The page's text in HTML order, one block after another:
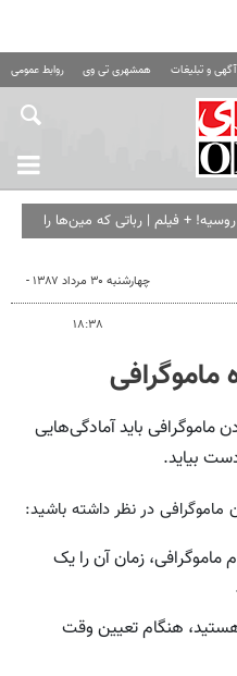
آگهی و تبلیغات همشهری تی وی روابط عمومی
+ فیلم | رباتی که مین‌ها را
چهارشنبه ۳۰ مرداد ۱۳۸۷ -
۱۸:۳۸
ماموگرافی
ماموگرافی باید آمادگی‌هایی
بیاید.
ماموگرافی در نظر داشته باشید:
زمان آن را یک
هستید، هنگام تعیین وقت